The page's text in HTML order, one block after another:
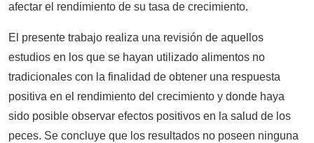
afectar el rendimiento de su tasa de crecimiento.
El presente trabajo realiza una revisión de aquellos
estudios en los que se hayan utilizado alimentos no
tradicionales con la finalidad de obtener una respuesta
positiva en el rendimiento del crecimiento y donde haya
sido posible observar efectos positivos en la salud de los
peces. Se concluye que los resultados no poseen ninguna